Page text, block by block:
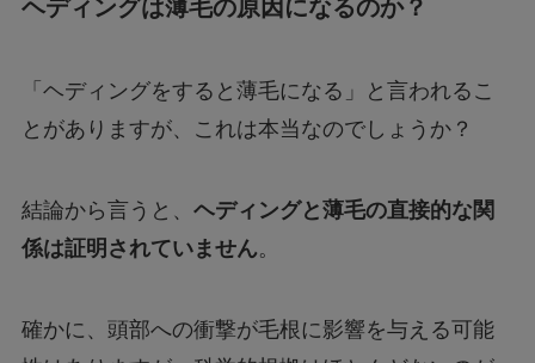
ヘディングは薄毛の原因になるのか？
「ヘディングをすると薄毛になる」と言われるこ
とがありますが、これは本当なのでしょうか？
結論から言うと、 ヘディングと薄毛の直接的な関
係は証明されていません。
確かに、頭部への衝撃が毛根に影響を与える可能